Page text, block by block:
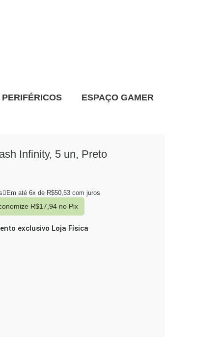
PERIFÉRICOS ESPAÇO GAMER
Infinity, 5 un, Preto
Em até 6x de R$50,53 com juros
R$17,94no Pix
exclusivo Loja Física